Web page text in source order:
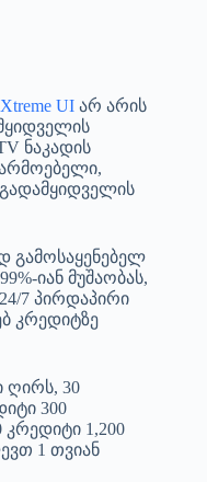
Xtreme UI არ არის
ნაკადის
იან მუშაობას,
24/7 პირდაპირი
კრედიტზე
ღირს, 30
300
1,200
1 თვიან